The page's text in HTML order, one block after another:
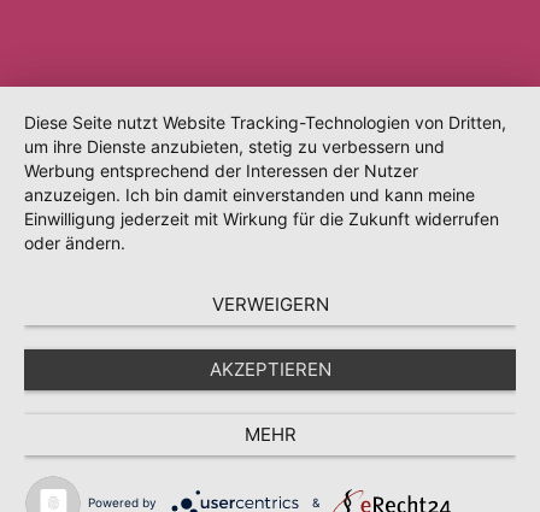
Diese Seite nutzt Website Tracking-Technologien von Dritten,
um ihre Dienste anzubieten, stetig zu verbessern und
Werbung entsprechend der Interessen der Nutzer
anzuzeigen. Ich bin damit einverstanden und kann meine
Einwilligung jederzeit mit Wirkung für die Zukunft widerrufen
oder ändern.
VERWEIGERN
AKZEPTIEREN
MEHR
Powered by &